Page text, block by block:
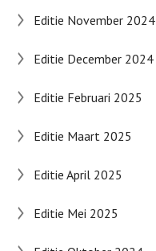
Editie November 2024
Editie December 2024
Editie Februari 2025
Editie Maart 2025
Editie April 2025
Editie Mei 2025